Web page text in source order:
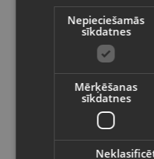
Microsoft Xbox 360:
valodā
Valsts
Latviešu /
Nepieciešamās
sīkdatnes
Mērķēšanas
sīkdatnes